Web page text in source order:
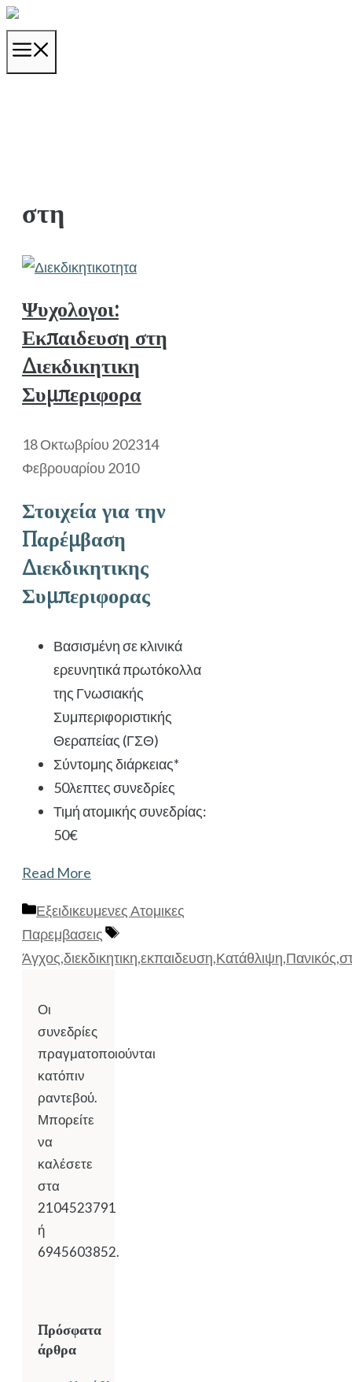
Μετάβαση
σε
στη
Ψυχολογοι:
Εκπαιδευση στη
Διεκδικητικη
Συμπεριφορα
18 Οκτωβρίου 202314
Φεβρουαρίου 2010
Στοιχεία για την
Παρέμβαση
Διεκδικητικης
Συμπεριφορας
Βασισμένη σε κλινικά
ερευνητικά πρωτόκολλα
της Γνωσιακής
Συμπεριφοριστικής
Θεραπείας (ΓΣΘ)
Σύντομης διάρκειας*
50λεπτες συνεδρίες
Τιμή ατομικής συνεδρίας:
50€
Read More
Κατηγορίες
Εξειδικευμενες Ατομικες
Παρεμβασεις
Ετικέτες
Άγχος,διεκδικητικη,εκπαιδευση,Κατάθλιψη,Πανικός,
Οι
συνεδρίες
πραγματοποιούνται
κατόπιν
ραντεβού.
Μπορείτε
να
καλέσετε
στα
2104523791
ή
6945603852.
Πρόσφατα
άρθρα